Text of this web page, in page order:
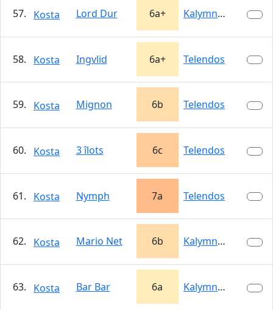
57. Kosta Lord Dur 6a+ Kalymnos
58. Kosta Ingvlid 6a+ Telendos
59. Kosta Mignon 6b Telendos
60. Kosta 3 îlots 6c Telendos
61. Kosta Nymph 7a Telendos
62. Kosta Mario Net 6b Kalymnos
63. Kosta Bar Bar 6a Kalymnos